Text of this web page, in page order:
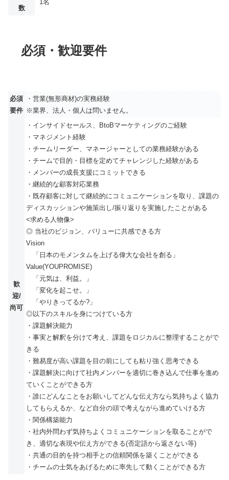
数
1名
必須・歓迎要件
必須
要件
・営業(無形商材)の実務経験
※業界、法人・個人は問いません。
歓
迎/
尚可
・インサイドセールス、BtoBマーケティングのご経験
・マネジメント経験
・チームリーダー、マネージャーとしての業務経験がある
・チームで目的・目標を定めてチャレンジした経験がある
・メンバーの成長支援にコミットできる
・継続的な顧客対応業務
・既存顧客に対して継続的にコミュニケーションを取り、課題の
ディスカッションや施策出し/振り返りを実施したことがある
<求める人物像>
◎ 当社のビジョン、バリューに共感できる方
Vision
「日本のモメンタムを上げる偉大な会社を創る」
Value(YOUPROMISE)
「元気は、利益。」
「変化を起こせ。」
「やりきってるか?」
◎以下のスキルを身につけている方
・課題解決能力
・事実と解釈を分けて考え、課題をロジカルに整理することがで
きる
・難易度が高い課題を目の前にしても粘り強く思考できる
・課題解決に向けて社内メンバーを適切に巻き込んで仕事を進め
ていくことができる方
・誰にどんなことをお願いしてどんな伝え方なら気持ちよく協力
してもらえるか、など自分の頭で考えながら進めていける方
・関係構築能力
・社内外問わず気持ちよくコミュニケーションを取ることがで
き、適切な表現や伝え方ができる(否定語から返さない等)
・共通の目的を持つ相手との信頼関係を築くことができる
・チームの士気をあげるために率先して動くことができる方